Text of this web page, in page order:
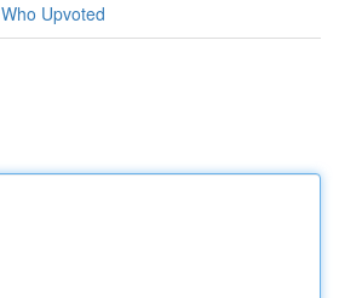
Who Upvoted